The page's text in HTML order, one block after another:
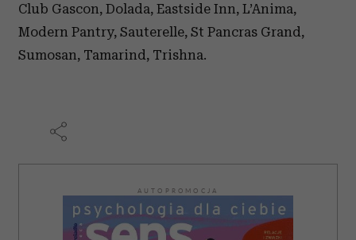
Club Gascon, Dolada, Eastside Inn, L’Anima,
Modern Pantry, Sauterelle, St Pancras Grand,
Sumosan, Tamarind, Trishna.
AUTOPROMOCJA